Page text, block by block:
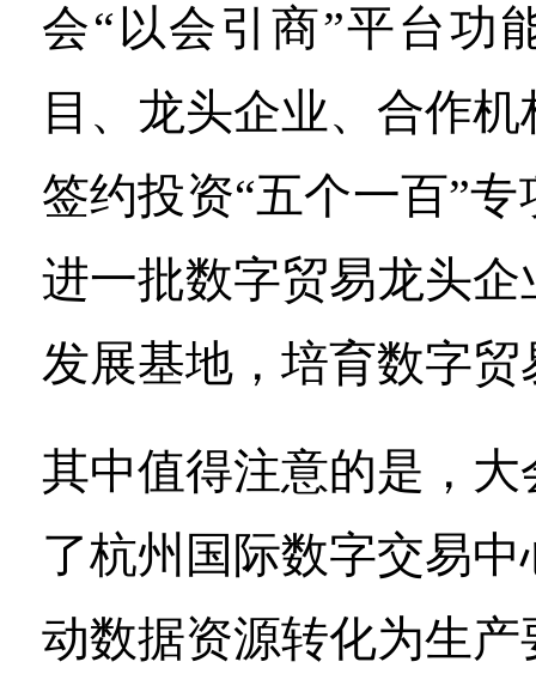
会“以会引商”平台功
目、龙头企业、合作
签约投资“五个一百”
进一批数字贸易龙头
发展基地，培育数字
其中值得注意的是，
了杭州国际数字交易
动数据资源转化为生